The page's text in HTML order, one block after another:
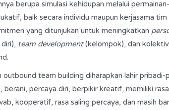
berupa simulasi kehidupan melalui
baik secara individu maupun kerjasama
yang ditunjukan untuk meningkatkan
team development(kelompok), dan
outbound team building diharapkan lahir pribadi-
berani, percaya diri, berpikir kreatif, memiliki
kooperatif, rasa saling percaya, dan masih